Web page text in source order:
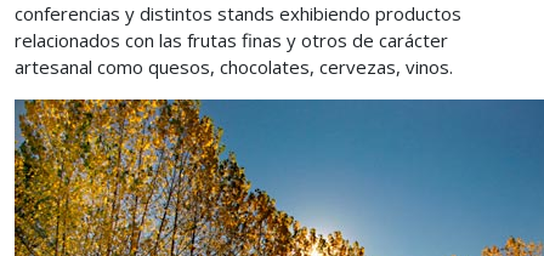
conferencias y distintos stands exhibiendo productos
relacionados con las frutas finas y otros de carácter
artesanal como quesos, chocolates, cervezas, vinos.